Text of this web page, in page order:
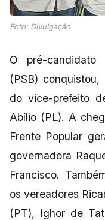
Foto: Divulgação
O pré-candidato
(PSB)
do vice-prefeito
Abílio (PL). A
Frente Popular
governadora
Francisco.
os vereadores
(PT), Ighor de